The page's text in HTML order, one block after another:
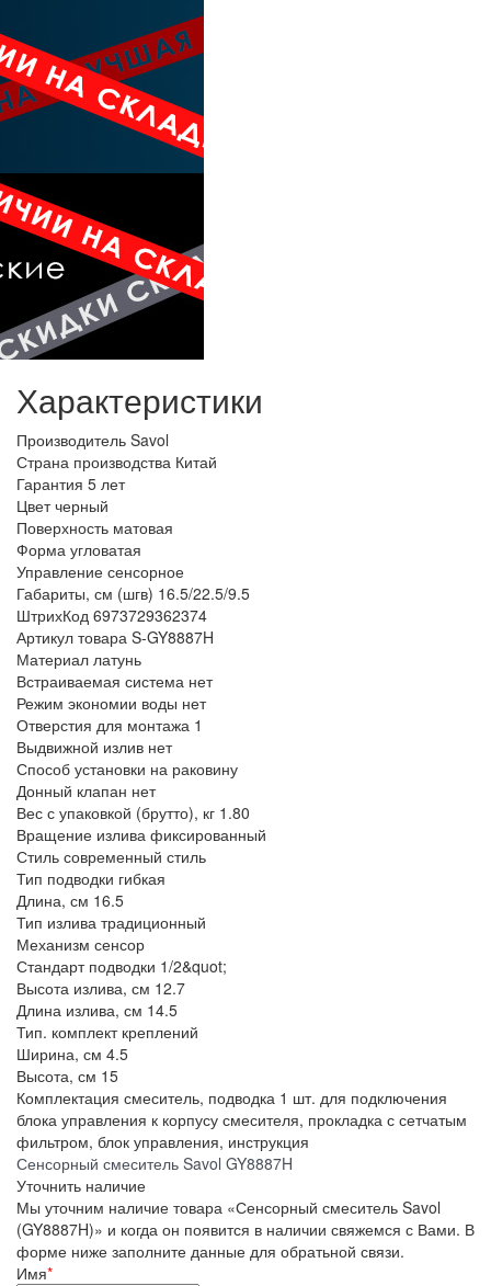
Характеристики
Производитель Savol
Страна производства Китай
Гарантия 5 лет
Цвет черный
Поверхность матовая
Форма угловатая
Управление сенсорное
Габариты, см (шгв) 16.5/22.5/9.5
ШтрихКод 6973729362374
Артикул товара S-GY8887H
Материал латунь
Встраиваемая система нет
Режим экономии воды нет
Отверстия для монтажа 1
Выдвижной излив нет
Способ установки на раковину
Донный клапан нет
Вес с упаковкой (брутто), кг 1.80
Вращение излива фиксированный
Стиль современный стиль
Тип подводки гибкая
Длина, см 16.5
Тип излива традиционный
Механизм сенсор
Стандарт подводки 1/2&quot;
Высота излива, см 12.7
Длина излива, см 14.5
Тип. комплект креплений
Ширина, см 4.5
Высота, см 15
Комплектация смеситель, подводка 1 шт. для подключения
блока управления к корпусу смесителя, прокладка с сетчатым
фильтром, блок управления, инструкция
Сенсорный смеситель Savol GY8887H
Уточнить наличие
Мы уточним наличие товара «Сенсорный смеситель Savol
(GY8887H)» и когда он появится в наличии свяжемся с Вами. В
форме ниже заполните данные для обратьной связи.
Имя*